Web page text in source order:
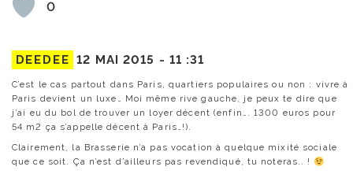
0
DEEDEE 12 MAI 2015 - 11 :31
C’est le cas partout dans Paris, quartiers populaires ou non : vivre à
Paris devient un luxe… Moi même rive gauche, je peux te dire que
j’ai eu du bol de trouver un loyer décent (enfin…. 1300 euros pour
54 m2 ça s’appelle décent à Paris…!).
Clairement, la Brasserie n’a pas vocation à quelque mixité sociale
que ce soit. Ça n’est d’ailleurs pas revendiqué, tu noteras.. !